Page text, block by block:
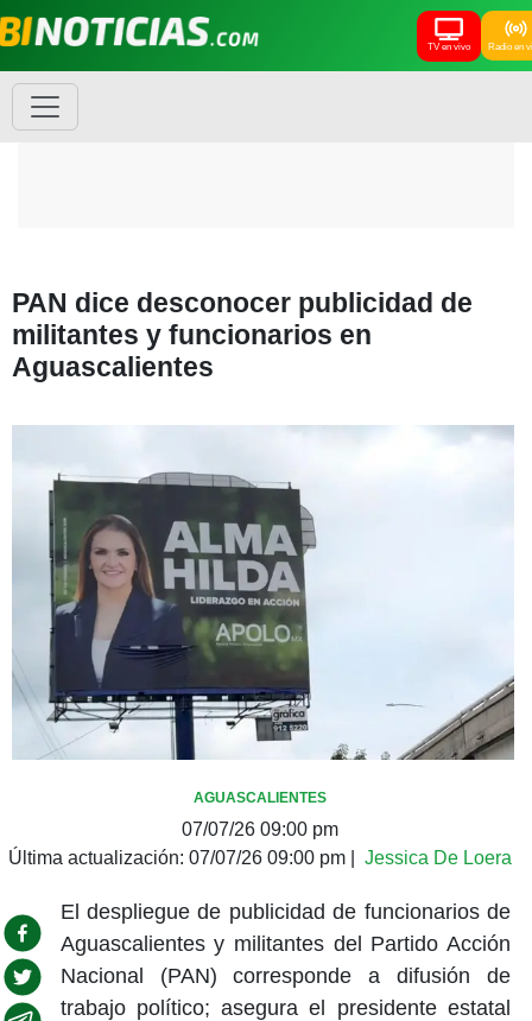
TV en vivo Radio en
PAN dice desconocer publicidad de
militantes y funcionarios en
Aguascalientes
AGUASCALIENTES
07/07/26 09:00 pm
Última actualización: 07/07/26 09:00 pm Jessica De Loera
El despliegue de publicidad de funcionarios de
Aguascalientes y militantes del Partido Acción
Nacional (PAN) corresponde a difusión de
trabajo político; asegura el presidente estatal